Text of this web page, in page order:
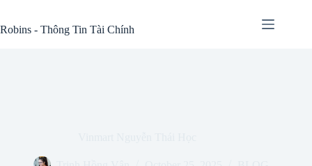
content
Robins - Thông Tin Tài Chính